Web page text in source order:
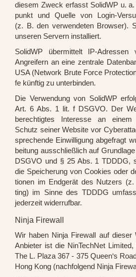
die­sem Zweck erfasst SolidWP u.
punkt und Quel­le von Log­in-
(z. B. den ver­wen­de­ten Brow­ser).
unse­ren Ser­vern instal­liert.
SolidWP über­mit­telt IP-Adres­sen
Angrei­fern an eine zen­tra­le
USA (Net­work Bru­te Force
fe künf­tig zu unter­bin­den.
Die Ver­wen­dung von SolidWP
Art. 6 Abs. 1 lit. f DSGVO. Der
berech­tig­tes Inter­es­se an einem
Schutz sei­ner Web­site vor
spre­chen­de Ein­wil­li­gung abge­fragt
bei­tung aus­schließ­lich auf
DSGVO und § 25 Abs. 1 TDDDG,
die Spei­che­rung von Coo­kies oder
tio­nen im End­ge­rät des Nut­zers
ting) im Sin­ne des TDDDG
jeder­zeit wider­ruf­bar.
Ninja Firewall
Wir haben Nin­ja Fire­wall auf die­ser
Anbie­ter ist die Nin­Tech­Net
The L. Pla­za 367 - 375 Queen‘s
Hong Kong (nach­fol­gend Nin­ja